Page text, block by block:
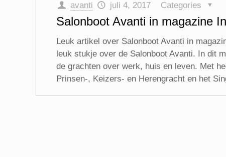
avanti juli 4, 2017 Categories
Salonboot Avanti in magazine
Leuk artikel over Salonboot Avanti in
leuk stukje over de Salonboot Avanti. In dit
de grachten over werk, huis en leven. Met
Prinsen-, Keizers- en Herengracht en het